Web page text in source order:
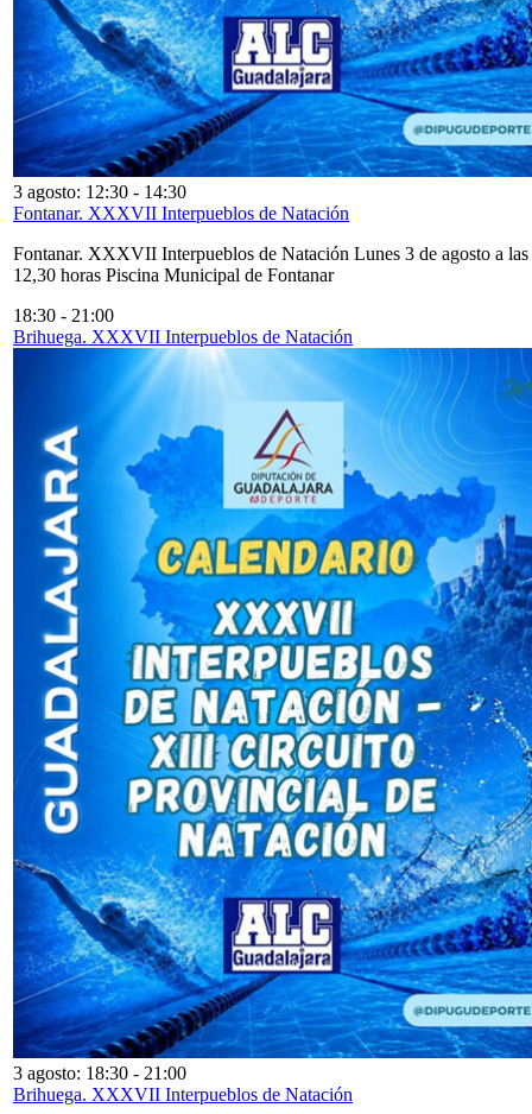
3 agosto: 12:30 - 14:30
Fontanar. XXXVII Interpueblos de Natación
Fontanar. XXXVII Interpueblos de Natación Lunes 3 de agosto a las
12,30 horas Piscina Municipal de Fontanar
18:30 - 21:00
Brihuega. XXXVII Interpueblos de Natación
3 agosto: 18:30 - 21:00
Brihuega. XXXVII Interpueblos de Natación